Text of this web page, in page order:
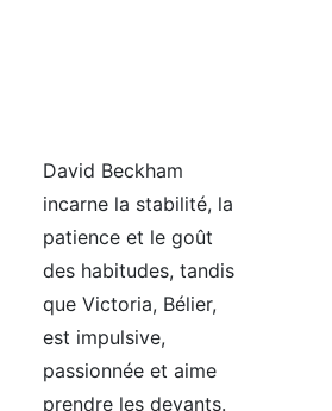
David Beckham
incarne la stabilité, la
patience et le goût
des habitudes, tandis
que Victoria, Bélier,
est impulsive,
passionnée et aime
prendre les devants.